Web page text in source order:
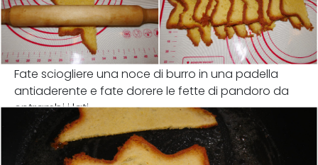
Fate sciogliere una noce di burro in una padella
antiaderente e fate dorere le fette di pandoro da
entrambi i lati.